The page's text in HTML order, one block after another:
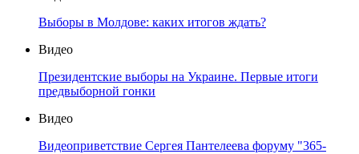
Выборы в Молдове: каких итогов ждать?
Видео
Президентские выборы на Украине. Первые итоги
предвыборной гонки
Видео
Видеоприветствие Сергея Пантелеева форуму "365-